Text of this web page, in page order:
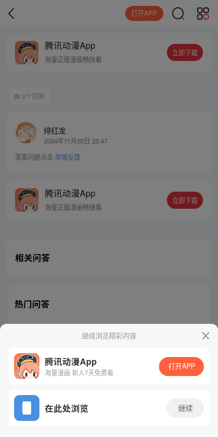
打开APP
腾讯动漫App
海量正版漫画畅快看
立即下载
0个回答
绯红龙
2024年11月25日 23:47
答案问题点击 举报反馈
腾讯动漫App
海量正版漫画畅快看
立即下载
相关问答
热门问答
继续浏览精彩内容
腾讯动漫App
海量漫画 新人7天免费看
打开APP
在此处浏览 继续
腾讯漫画 起点读书 QQ阅读
网站备案/许可证号：粤B2-20090059-5